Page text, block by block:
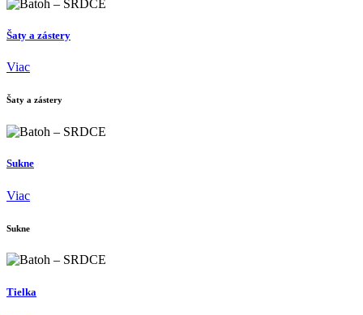
Šaty a zástery
Viac
Šaty a zástery
Sukne
Viac
Sukne
Tielka